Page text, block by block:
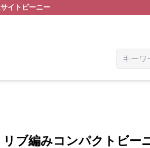
イト ビーニー
リブ編みコンパクトビー